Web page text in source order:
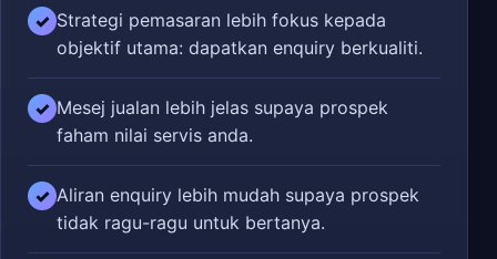
✓ Strategi pemasaran lebih fokus kepada
objektif utama: dapatkan enquiry berkualiti.
✓ Mesej jualan lebih jelas supaya prospek
faham nilai servis anda.
✓ Aliran enquiry lebih mudah supaya prospek
tidak ragu-ragu untuk bertanya.